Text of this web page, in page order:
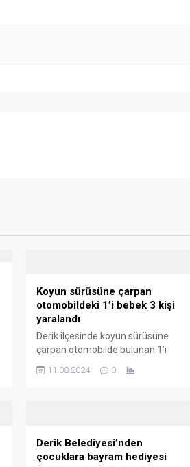
Koyun sürüsüne çarpan
otomobildeki 1’i bebek 3 kişi
yaralandı
Derik ilçesinde koyun sürüsüne
çarpan otomobilde bulunan 1’i
11.08.2024 0
Derik Belediyesi’nden
çocuklara bayram hediyesi